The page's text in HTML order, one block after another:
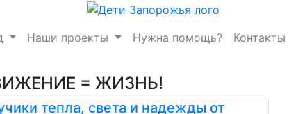
Наши проекты Нужна помощь? Контакты
= ЖИЗНЬ!
тепла, света и надежды от